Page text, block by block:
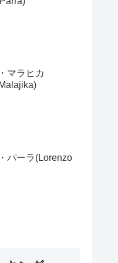
マラヒカ
パーラ(Lorenzo